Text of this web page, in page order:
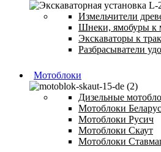
Измельчители
Шнеки, ямобуры к
Экскаваторы к
Разбрасыватели
Мотоблоки
Дизельные
Мотоблоки Беларус
Мотоблоки Русич
Мотоблоки Скаут
Мотоблоки